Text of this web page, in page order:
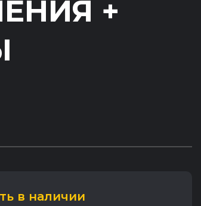
+
в наличии